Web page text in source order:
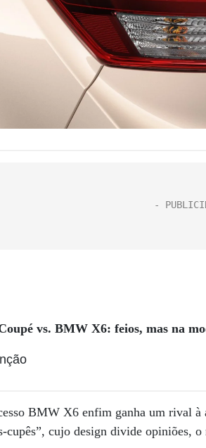
vs. BMW X6: feios, mas na
BMW X6 enfim ganha um rival
cupês”, cujo design divide opiniões,